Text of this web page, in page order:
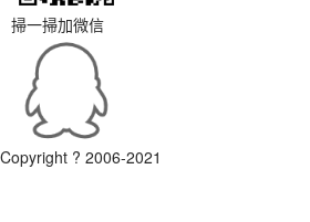
掃一掃加微信
Copyright ? 2006-2021